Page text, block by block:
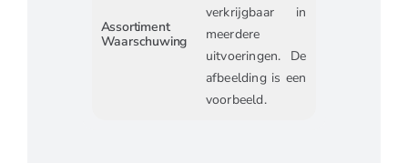
Assortiment
Waarschuwing
verkrijgbaar in
meerdere
uitvoeringen. De
afbeelding is een
voorbeeld.